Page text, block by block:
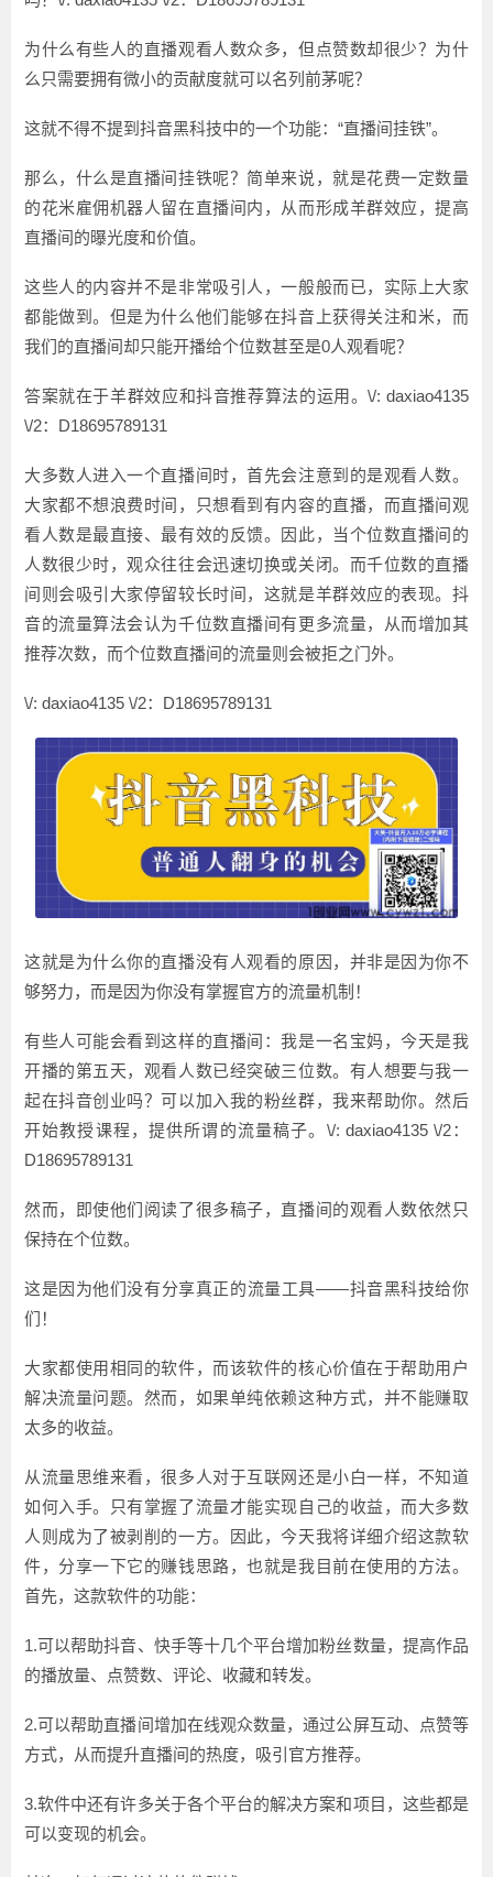
为什么有些人的直播观看人数众多，但点赞数却很少？为什
么只需要拥有微小的贡献度就可以名列前茅呢？
这就不得不提到抖音黑科技中的一个功能：“直播间挂铁”。
那么，什么是直播间挂铁呢？简单来说，就是花费一定数量
的花米雇佣机器人留在直播间内，从而形成羊群效应，提高
直播间的曝光度和价值。
这些人的内容并不是非常吸引人，一般般而已，实际上大家
都能做到。但是为什么他们能够在抖音上获得关注和米，而
我们的直播间却只能开播给个位数甚至是0人观看呢？
答案就在于羊群效应和抖音推荐算法的运用。\/: daxiao4135
\/2：D18695789131
大多数人进入一个直播间时，首先会注意到的是观看人数。
大家都不想浪费时间，只想看到有内容的直播，而直播间观
看人数是最直接、最有效的反馈。因此，当个位数直播间的
人数很少时，观众往往会迅速切换或关闭。而千位数的直播
间则会吸引大家停留较长时间，这就是羊群效应的表现。抖
音的流量算法会认为千位数直播间有更多流量，从而增加其
推荐次数，而个位数直播间的流量则会被拒之门外。
\/: daxiao4135 \/2：D18695789131
这就是为什么你的直播没有人观看的原因，并非是因为你不
够努力，而是因为你没有掌握官方的流量机制！
有些人可能会看到这样的直播间：我是一名宝妈，今天是我
开播的第五天，观看人数已经突破三位数。有人想要与我一
起在抖音创业吗？可以加入我的粉丝群，我来帮助你。然后
开始教授课程，提供所谓的流量稿子。\/: daxiao4135 \/2：
D18695789131
然而，即使他们阅读了很多稿子，直播间的观看人数依然只
保持在个位数。
这是因为他们没有分享真正的流量工具——抖音黑科技给你
们！
大家都使用相同的软件，而该软件的核心价值在于帮助用户
解决流量问题。然而，如果单纯依赖这种方式，并不能赚取
太多的收益。
从流量思维来看，很多人对于互联网还是小白一样，不知道
如何入手。只有掌握了流量才能实现自己的收益，而大多数
人则成为了被剥削的一方。因此，今天我将详细介绍这款软
件，分享一下它的赚钱思路，也就是我目前在使用的方法。
首先，这款软件的功能：
1.可以帮助抖音、快手等十几个平台增加粉丝数量，提高作品
的播放量、点赞数、评论、收藏和转发。
2.可以帮助直播间增加在线观众数量，通过公屏互动、点赞等
方式，从而提升直播间的热度，吸引官方推荐。
3.软件中还有许多关于各个平台的解决方案和项目，这些都是
可以变现的机会。